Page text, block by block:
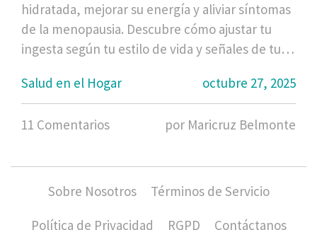
hidratada, mejorar su energía y aliviar síntomas
de la menopausia. Descubre cómo ajustar tu
ingesta según tu estilo de vida y señales de tu
Salud en el Hogar
octubre 27, 2025
11 Comentarios por Maricruz Belmonte
Sobre Nosotros
Términos de Servicio
Política de Privacidad
RGPD Contáctanos